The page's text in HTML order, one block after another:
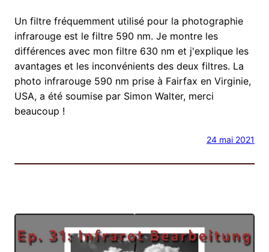
Un filtre fréquemment utilisé pour la photographie
infrarouge est le filtre 590 nm. Je montre les
différences avec mon filtre 630 nm et j'explique les
avantages et les inconvénients des deux filtres. La
photo infrarouge 590 nm prise à Fairfax en Virginie,
USA, a été soumise par Simon Walter, merci
beaucoup !
24 mai 2021